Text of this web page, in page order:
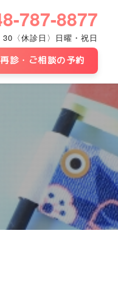
787-8877
〈休診日〉日曜・祝日
再診・ご相談の予約